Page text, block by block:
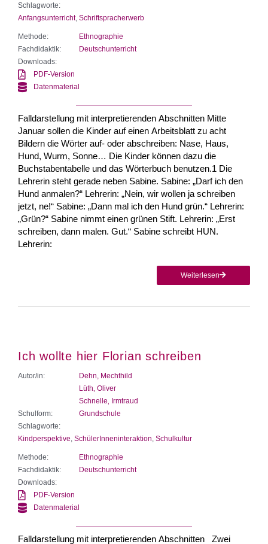
Schlagworte:
Anfangsunterricht, Schriftspracherwerb
Methode:
Ethnographie
Fachdidaktik:
Deutschunterricht
Downloads:
PDF-Version
Datenmaterial
Falldarstellung mit interpretierenden Abschnitten Mitte
Januar sollen die Kinder auf einen Arbeitsblatt zu acht
Bildern die Wörter auf- oder abschreiben: Nase, Haus,
Hund, Wurm, Sonne… Die Kinder können dazu die
Buchstabentabelle und das Wörterbuch benutzen.1 Die
Lehrerin steht gerade neben Sabine. Sabine: „Darf ich den
Hund anmalen?“ Lehrerin: „Nein, wir wollen ja schreiben
jetzt, ne!“ Sabine: „Dann mal ich den Hund grün.“ Lehrerin:
„Grün?“ Sabine nimmt einen grünen Stift. Lehrerin: „Erst
schreiben, dann malen. Gut.“ Sabine schreibt HUN.
Lehrerin:
Weiterlesen
Ich wollte hier Florian schreiben
Autor/in:
Dehn, Mechthild
Lüth‚ Oliver
Schnelle‚ Irmtraud
Schulform:
Grundschule
Schlagworte:
Kindperspektive SchülerInneninteraktion Schulkultur
Methode:
Ethnographie
Fachdidaktik:
Deutschunterricht
Downloads:
PDF-Version
Datenmaterial
Falldarstellung mit interpretierenden Abschnitten Zwei